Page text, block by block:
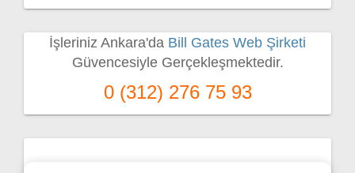
İşleriniz Ankara'da Bill Gates Web Şirketi
Güvencesiyle Gerçekleşmektedir.
0 (312) 276 75 93